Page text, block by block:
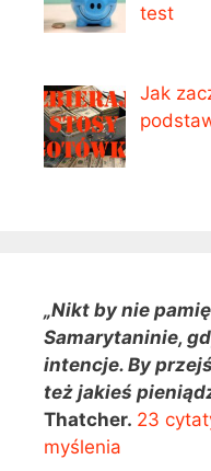
test
Jak
„Nikt by nie
Samarytaninie,
intencje. By
też jakieś
Thatcher. 23
myślenia